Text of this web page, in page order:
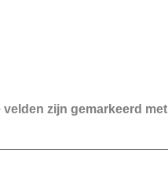
velden zijn gemarkeerd met